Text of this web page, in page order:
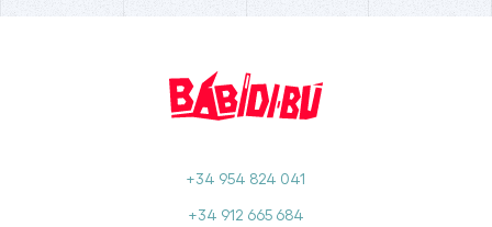
+34 954 824 041
+34 912 665 684